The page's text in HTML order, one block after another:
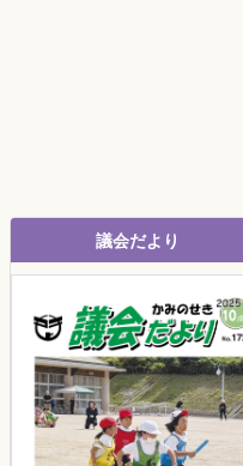
議会だより